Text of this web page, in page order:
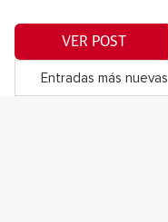
VER POST
Entradas más nuevas